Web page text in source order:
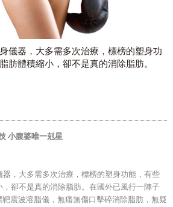
儀器，大多需多次治療，標榜的塑身功
肪體積縮小，卻不是真的消除脂肪。
小腹婆唯一剋星
，大多需多次治療，標榜的塑身功能，有些
卻不是真的消除脂肪。在國外已風行一陣子
靶震波溶脂儀，無痛無傷口擊碎消除脂肪，無疑